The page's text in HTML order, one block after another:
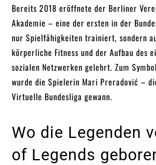
Bereits 2018 eröffnete der Berliner
Akademie – eine der ersten in der
nur Spielfähigkeiten trainiert, sondern
körperliche Fitness und der Aufbau des
sozialen Netzwerken gelehrt. Zum
wurde die Spielerin Mari Preradović –
Virtuelle Bundesliga gewann.
Wo die Legenden
of Legends